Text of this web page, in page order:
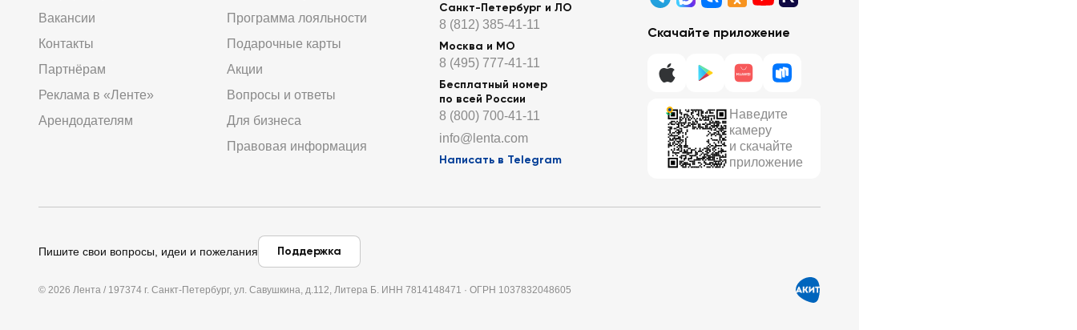
Вакансии
Контакты
Партнёрам
Реклама в «Ленте»
Арендодателям
Программа лояльности
Подарочные карты
Акции
Вопросы и ответы
Для бизнеса
Правовая информация
Санкт-Петербург и ЛО
8 (812) 385-41-11
Москва и МО
8 (495) 777-41-11
Бесплатный номер
по всей России
8 (800) 700-41-11
info@lenta.com
Написать в Telegram
Скачайте приложение
Наведите
камеру
и скачайте
приложение
Пишите свои вопросы, идеи и пожелания Поддержка
© 2026 Лента / 197374 г. Санкт-Петербург, ул. Савушкина, д.112, Литера Б. ИНН 7814148471 · ОГРН 1037832048605